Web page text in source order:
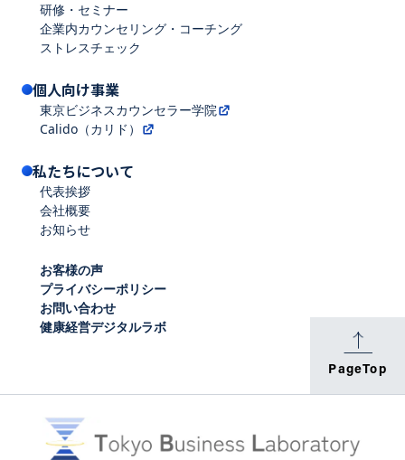
PageTop
研修・セミナー
企業内カウンセリング・コーチング
ストレスチェック
個人向け事業
東京ビジネスカウンセラー学院
Calido（カリド）
私たちについて
代表挨拶
会社概要
お知らせ
お客様の声
プライバシーポリシー
お問い合わせ
健康経営デジタルラボ